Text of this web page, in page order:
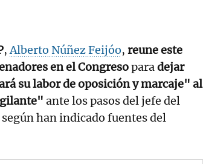
,Alberto Núñez Feijóo, reune este
en el Congresoparadejar
su labor de oposición y marcaje" al
ante los pasos del jefe del
han indicado fuentes del